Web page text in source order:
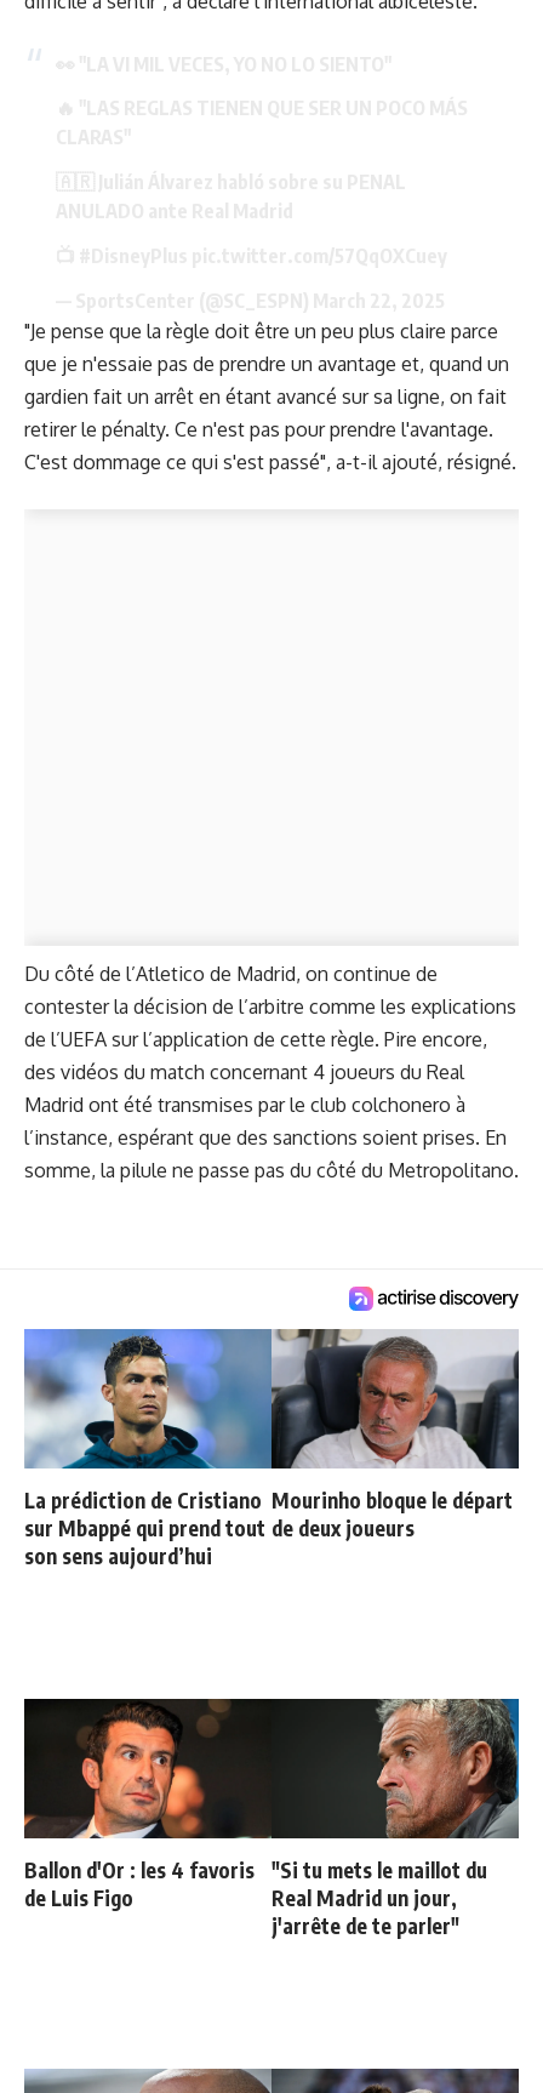
"Je pense que la règle doit être un peu plus claire parce
que je n'essaie pas de prendre un avantage et, quand un
gardien fait un arrêt en étant avancé sur sa ligne, on fait
retirer le pénalty. Ce n'est pas pour prendre l'avantage.
C'est dommage ce qui s'est passé", a-t-il ajouté, résigné.
Du côté de l’Atletico de Madrid, on continue de
contester la décision de l’arbitre comme les explications
de l’UEFA sur l’application de cette règle. Pire encore,
des vidéos du match concernant 4 joueurs du Real
Madrid ont été transmises par le club colchonero à
l’instance, espérant que des sanctions soient prises. En
somme, la pilule ne passe pas du côté du Metropolitano.
La prédiction de Cristiano
sur Mbappé qui prend tout
son sens aujourd’hui
Mourinho bloque le départ
de deux joueurs
Ballon d'Or : les 4 favoris
de Luis Figo
"Si tu mets le maillot du
Real Madrid un jour,
j'arrête de te parler"